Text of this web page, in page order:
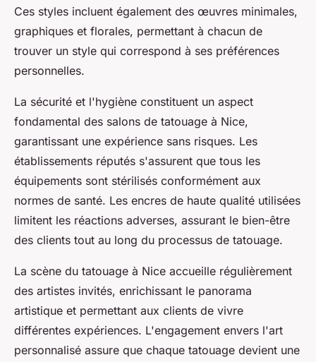
Ces styles incluent également des œuvres minimales,
graphiques et florales, permettant à chacun de
trouver un style qui correspond à ses préférences
personnelles.
La sécurité et l'hygiène constituent un aspect
fondamental des salons de tatouage à Nice,
garantissant une expérience sans risques. Les
établissements réputés s'assurent que tous les
équipements sont stérilisés conformément aux
normes de santé. Les encres de haute qualité utilisées
limitent les réactions adverses, assurant le bien-être
des clients tout au long du processus de tatouage.
La scène du tatouage à Nice accueille régulièrement
des artistes invités, enrichissant le panorama
artistique et permettant aux clients de vivre
différentes expériences. L'engagement envers l'art
personnalisé assure que chaque tatouage devient une